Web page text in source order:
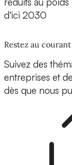
d'ici 2030
Restez au
Suivez des
entreprises et
dès que nous